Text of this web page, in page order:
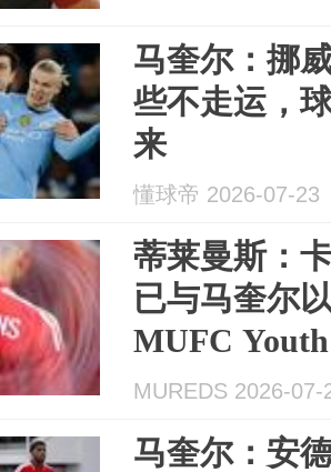
马奎尔：挪
些不走运，
来
懂球帝 2026-07-23
蒂莱曼斯：
已与马奎尔
MUFC
下2名青训球
MUREDS 2026-07-
马奎尔：安